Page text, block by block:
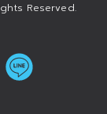
Reserved.